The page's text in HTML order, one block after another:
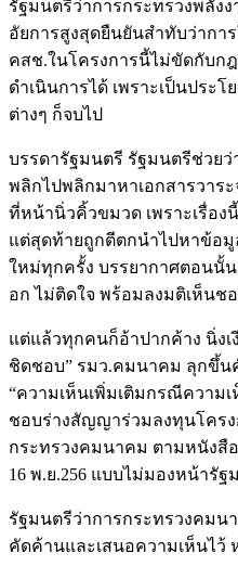
รัฐมนตรีว่าการกระทรวงพลัง
อัยการสูงสุดยืนยันสำทับว่ากา
คสช.ในโครงการนี้ไม่ขัดกับก
ดำเนินการได้ เพราะเป็นประ
ต่างๆ ก็จบไป
บรรดารัฐมนตรี รัฐมนตรีช่วย
พลิกไปพลิกมาหาเอกสารวาร
ที่หน้านิ่วคิ้วขมวด เพราะเรื่อง
แต่สุดท้ายถูกตีตกนำไปหาข้อมู
ใหม่ทุกครั้ง บรรยากาศตอนนั้
อก ไม่ติดใจ พร้อมลงมติเห็นช
แต่แล้วทุกคนก็อ้าปากค้าง นิ่งเ
ชิดชอบ” รมว.คมนาคม ลุกขึ้
“ความเห็นเพิ่มเติมกรณีความ
ชอบร่างสัญญาร่วมลงทุนโครง
กระทรวงคมนาคม ตามหนังสือ
16 พ.ย.256 แบบไม่มองหน้ารั
รัฐมนตรีว่าการกระทรวงคม
คัดค้านและเสนอความเห็นไว้